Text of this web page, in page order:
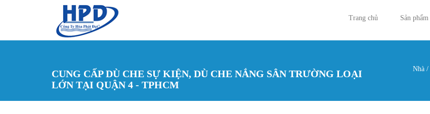
Trang chủ
Sản phẩm
CUNG CẤP DÙ CHE SỰ KIỆN, DÙ CHE NẮNG SÂN TRƯỜNG LOẠI
LỚN TẠI QUẬN 4 - TPHCM
Nhà /